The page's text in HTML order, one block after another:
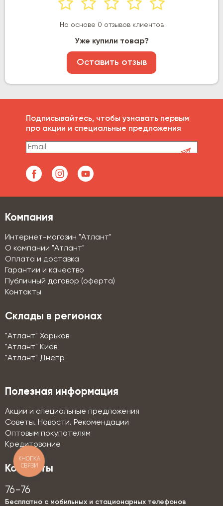
На основе 0 отзывов клиентов
Уже купили товар?
Оставить отзыв
Подписывайтесь, чтобы узнавать первым
про акции и специальные предложения
Компания
Интернет-магазин "Атлант"
О компании "Атлант"
Оплата и доставка
Гарантии и качество
Публичный договор (оферта)
Контакты
Склады в регионах
"Атлант" Харьков
"Атлант" Киев
"Атлант" Днепр
Полезная информация
Акции и специальные предложения
Советы. Новости. Рекомендации
Оптовым покупателям
Кредитование
Контакты
76-76
Бесплатно с мобильных и стационарных телефонов
КНОПКА
СВЯЗИ